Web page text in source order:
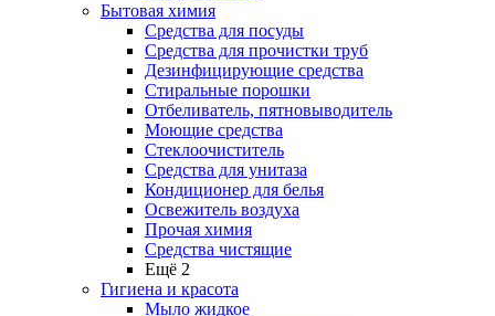
Бытовая химия
Средства для посуды
Средства для прочистки труб
Дезинфицирующие средства
Стиральные порошки
Отбеливатель, пятновыводитель
Моющие средства
Стеклоочиститель
Средства для унитаза
Кондиционер для белья
Освежитель воздуха
Прочая химия
Средства чистящие
Ещё 2
Гигиена и красота
Мыло жидкое